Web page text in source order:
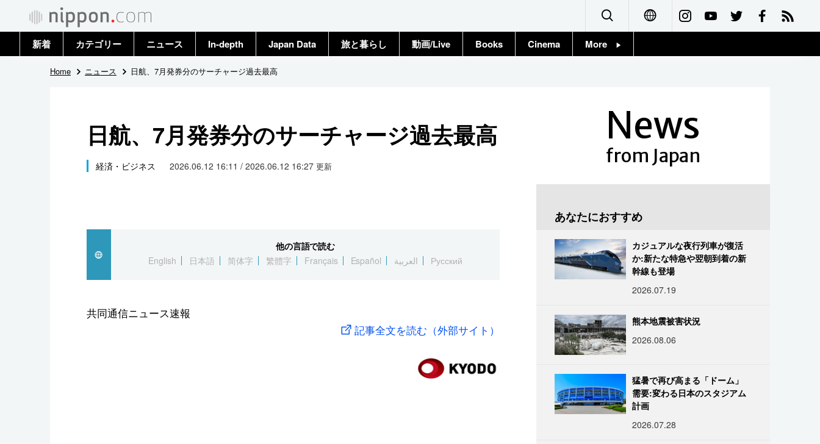
Français
新着 カテゴリー
政治・外交
国際
科学・技術
暮らし
ニュース
トップ
In-depth Japan Data 旅と暮らし 動画/Live Books Cinema More
Home ニュース 日航、7月発券分のサーチャージ過去最高
日航、7月発券分のサーチャージ過去最高
経済・ビジネス 2026.06.12 16:11 / 2026.06.12 16:27 更新
他の言語で読む
English
日本語 简体字 繁體字 Français Español العربية Русский
共同通信ニュース速報
記事全文を読む（外部サイト）
News
from Japan
あなたにおすすめ
カジュアルな夜行列車が復活
か:新たな特急や翌朝到着の新
幹線も登場
2026.07.19
熊本地震被害状況
2026.08.06
猛暑で再び高まる「ドーム」
需要:変わる日本のスタジアム
計画
2026.07.28